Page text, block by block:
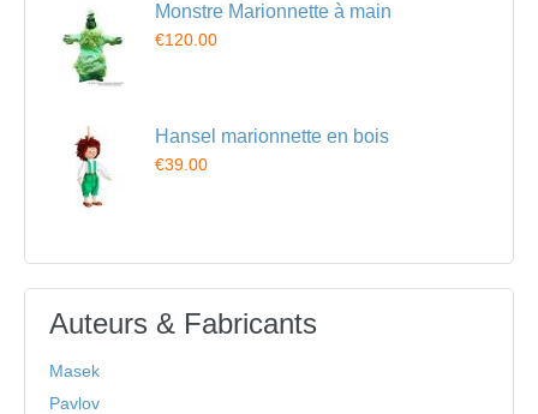
Monstre Marionnette à main
€120.00
Hansel marionnette en bois
€39.00
Auteurs & Fabricants
Masek
Pavlov